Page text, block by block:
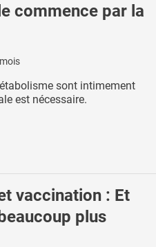
commence par la
sont intimement
est nécessaire.
vaccination : Et
plus